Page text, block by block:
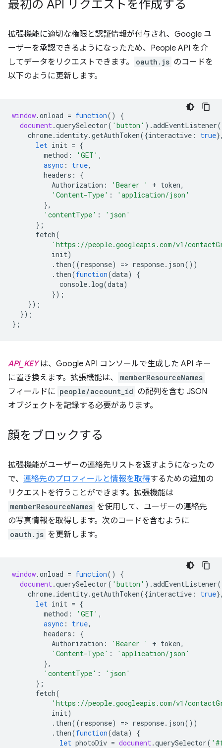
最初の API リクエストを作成する
拡張機能に適切な権限と認証情報が付与され、Google ユ
ーザーを承認できるようになったため、People API を介
してデータをリクエストできます。
oauth.js のコードを
以下のように更新します。
window.onload = function()
{
document.querySelector( 'button' ).addEventListener(
chrome. identity.getAuthToken({interactive : true
let init = {
method : 'GET' ,
async : true,
headers :
{
Authorization : 'Bearer ' + token,
'Content-Type' :
'application/json'
},
'contentType' :
'json'
};
fetch(
'https://people.googleapis.com/v1/
init)
. then((response) => response. json())
. then(function(data)
{
console. log(data)
});
});
});
};
API_KEYは、Google API コンソールで生成した API キー
に置き換えます。拡張機能は、
memberResourceNames
フィールドに people/account_id の配列を含む JSON
オブジェクトを記録する必要があります。
顔をブロックする
拡張機能がユーザーの連絡先リストを返すようになったの
で、 連絡先のプロフィールと情報を取得するための追加の
リクエストを行うことができます。拡張機能は
memberResourceNames を使用して、ユーザーの連絡先
の写真情報を取得します。次のコードを含むように
oauth.js を更新します。
window.onload = function()
{
document.querySelector( 'button' ).addEventListener(
chrome. identity.getAuthToken({interactive : true
let init = {
method : 'GET' ,
async : true,
headers :
{
Authorization : 'Bearer ' + token,
'Content-Type' :
'application/json'
},
'contentType' :
'json'
};
fetch(
'https://people.googleapis.com/v1/
init)
. then((response) => response. json())
. then(function(data)
{
let photoDiv = document.querySelector(